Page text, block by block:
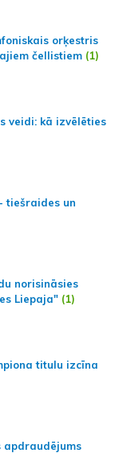
orķestris
čellistiem (1)
veidi: kā izvēlēties
tiešraides un
norisināsies
Liepaja" (1)
titulu izcīna
apdraudējums